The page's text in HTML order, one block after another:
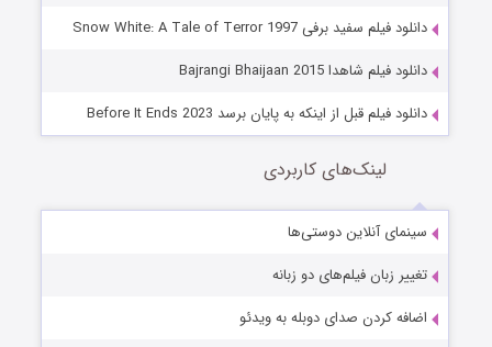
دانلود فیلم سفید برفی Snow White: A Tale of Terror 1997
دانلود فیلم شاهدا Bajrangi Bhaijaan 2015
دانلود فیلم قبل از اینکه به پایان برسد Before It Ends 2023
لینک‌های کاربردی
سینمای آنلاین دوستی‌ها
تغییر زبان فیلم‌های دو زبانه
اضافه کردن صدای دوبله به ویدئو